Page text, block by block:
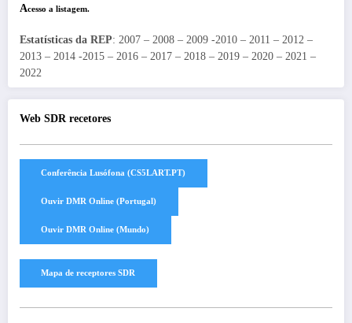
Acesso a listagem.
Estatísticas da REP: 2007 – 2008 – 2009 -2010 – 2011 – 2012 –
2013 – 2014 -2015 – 2016 – 2017 – 2018 – 2019 – 2020 – 2021 –
2022
Web SDR recetores